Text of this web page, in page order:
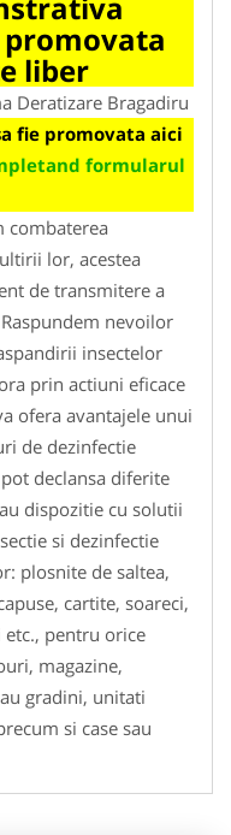
liber
Deratizare Bragadiru
fie promovata aici
formularul
combaterea
lor, acestea
de transmitere a
nevoilor
insectelor
prin actiuni eficace
ofera avantajele unui
de dezinfectie
declansa diferite
dispozitie cu solutii
si dezinfectie
plosnite de saltea,
cartite, soareci,
pentru orice
magazine,
gradini, unitati
si case sau